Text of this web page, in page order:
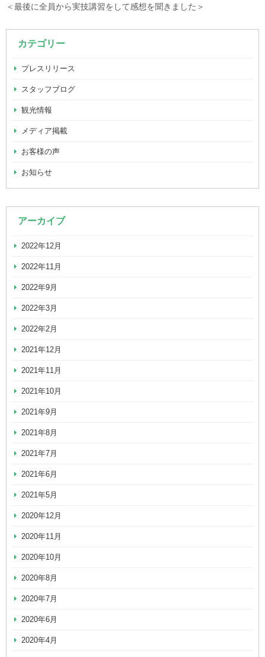
＜最後に全員から実技講習をして感想を聞きました＞
カテゴリー
プレスリリース
スタッフブログ
観光情報
メディア掲載
お客様の声
お知らせ
アーカイブ
2022年12月
2022年11月
2022年9月
2022年3月
2022年2月
2021年12月
2021年11月
2021年10月
2021年9月
2021年8月
2021年7月
2021年6月
2021年5月
2020年12月
2020年11月
2020年10月
2020年8月
2020年7月
2020年6月
2020年4月